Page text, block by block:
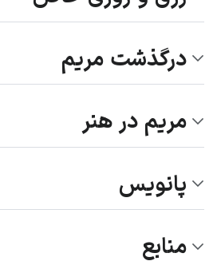
درگذشت مریم
مریم در هنر
پانویس
منابع